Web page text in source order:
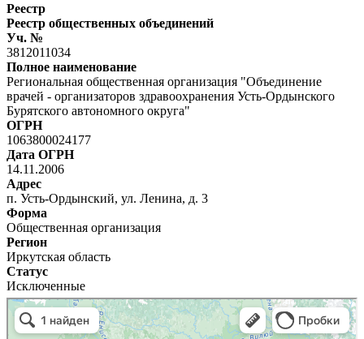
Реестр
Реестр общественных объединений
Уч. №
3812011034
Полное наименование
Региональная общественная организация "Объединение
врачей - организаторов здравоохранения Усть-Ордынского
Бурятского автономного округа"
ОГРН
1063800024177
Дата ОГРН
14.11.2006
Адрес
п. Усть-Ордынский, ул. Ленина, д. 3
Форма
Общественная организация
Регион
Иркутская область
Статус
Исключенные